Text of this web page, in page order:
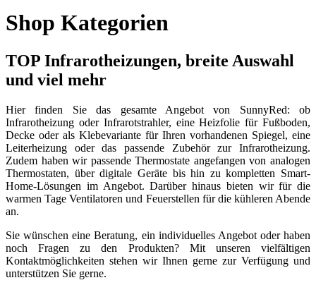
Shop Kategorien
TOP Infrarotheizungen, breite Auswahl
und viel mehr
Hier finden Sie das gesamte Angebot von SunnyRed: ob
Infrarotheizung oder Infrarotstrahler, eine Heizfolie für Fußboden,
Decke oder als Klebevariante für Ihren vorhandenen Spiegel, eine
Leiterheizung oder das passende Zubehör zur Infrarotheizung.
Zudem haben wir passende Thermostate angefangen von analogen
Thermostaten, über digitale Geräte bis hin zu kompletten Smart-
Home-Lösungen im Angebot. Darüber hinaus bieten wir für die
warmen Tage Ventilatoren und Feuerstellen für die kühleren Abende
an.
Sie wünschen eine Beratung, ein individuelles Angebot oder haben
noch Fragen zu den Produkten? Mit unseren vielfältigen
Kontaktmöglichkeiten stehen wir Ihnen gerne zur Verfügung und
unterstützen Sie gerne.